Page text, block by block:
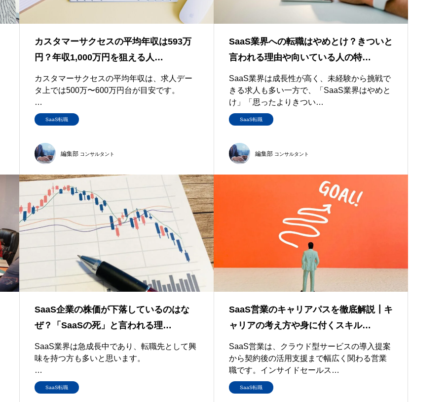
カスタマーサクセスの平均年収は593万
円？年収1,000万円を狙える人…
カスタマーサクセスの平均年収は、求人デー
タ上では500万〜600万円台が目安です。
求人検索…
SaaS転職
編集部 コンサルタント
SaaS業界への転職はやめとけ？きついと
言われる理由や向いている人の特…
SaaS業界は成長性が高く、未経験から挑戦で
きる求人も多い一方で、「SaaS業界はやめと
け」「思ったよりきつい…
SaaS転職
編集部 コンサルタント
SaaS企業の株価が下落しているのはな
ぜ？「SaaSの死」と言われる理…
SaaS業界は急成長中であり、転職先として興
味を持つ方も多いと思います。
ただ、2026年に…
SaaS転職
SaaS営業のキャリアパスを徹底解説┃キ
ャリアの考え方や身に付くスキル…
SaaS営業は、クラウド型サービスの導入提案
から契約後の活用支援まで幅広く関わる営業
職です。インサイドセールス…
SaaS転職